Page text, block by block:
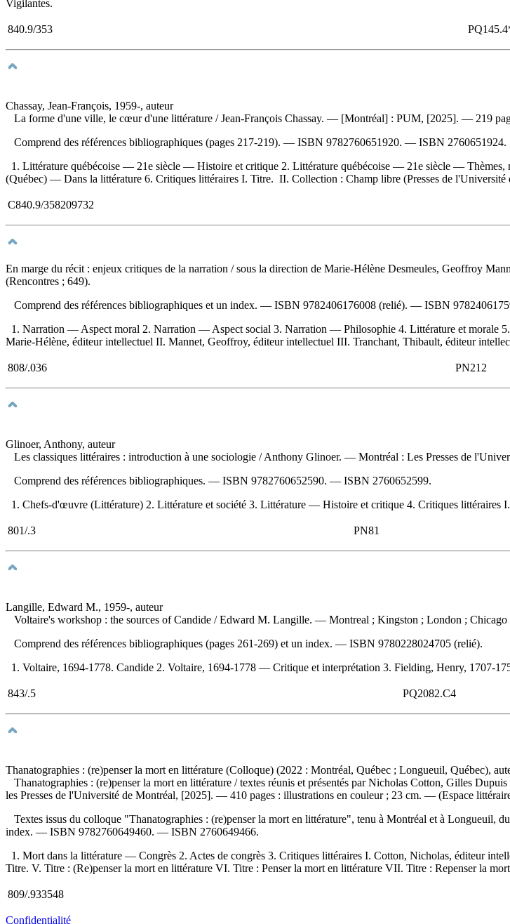
Vigilantes.
840.9/353
Chassay, Jean-François, 1959-, auteur
La forme d'une ville, le cœur d'une littérature / Jean-François Chassay. — [Montréal] : PUM, [2025]. — 219
Comprend des références bibliographiques (pages 217-219). — ISBN 9782760651920. — ISBN 2760651924.
1. Littérature québécoise — 21e siècle — Histoire et critique 2. Littérature québécoise — 21e siècle —
(Québec) — Dans la littérature 6. Critiques littéraires I. Titre. II. Collection : Champ libre (Presses de l'Université
C840.9/358209732
En marge du récit : enjeux critiques de la narration / sous la direction de Marie-Hélène Desmeules, Geoffroy
(Rencontres ; 649).
Comprend des références bibliographiques et un index. — ISBN 9782406176008 (relié). — ISBN
1. Narration — Aspect moral 2. Narration — Aspect social 3. Narration — Philosophie 4. Littérature et morale
Marie-Hélène, éditeur intellectuel II. Mannet, Geoffroy, éditeur intellectuel III. Tranchant, Thibault, éditeur
808/.036 PN212
Glinoer, Anthony, auteur
Les classiques littéraires : introduction à une sociologie / Anthony Glinoer. — Montréal : Les Presses de
Comprend des références bibliographiques. — ISBN 9782760652590. — ISBN 2760652599.
1. Chefs-d'œuvre (Littérature) 2. Littérature et société 3. Littérature — Histoire et critique 4. Critiques littéraires
801/.3 PN81
Langille, Edward M., 1959-, auteur
Voltaire's workshop : the sources of Candide / Edward M. Langille. — Montreal ; Kingston ; London ;
Comprend des références bibliographiques (pages 261-269) et un index. — ISBN 9780228024705 (relié).
1. Voltaire, 1694-1778. Candide 2. Voltaire, 1694-1778 — Critique et interprétation 3. Fielding, Henry, 1707-
843/.5 PQ2082.C4
Thanatographies : (re)penser la mort en littérature (Colloque) (2022 : Montréal, Québec ; Longueuil, Québec),
Thanatographies : (re)penser la mort en littérature / textes réunis et présentés par Nicholas Cotton, Gilles
les Presses de l'Université de Montréal, [2025]. — 410 pages : illustrations en couleur ; 23 cm. — (Espace
Textes issus du colloque "Thanatographies : (re)penser la mort en littérature", tenu à Montréal et à Longueuil,
index. — ISBN 9782760649460. — ISBN 2760649466.
1. Mort dans la littérature — Congrès 2. Actes de congrès 3. Critiques littéraires I. Cotton, Nicholas, éditeur
Titre. V. Titre : (Re)penser la mort en littérature VI. Titre : Penser la mort en littérature VII. Titre : Repenser la
809/.933548
Confidentialité